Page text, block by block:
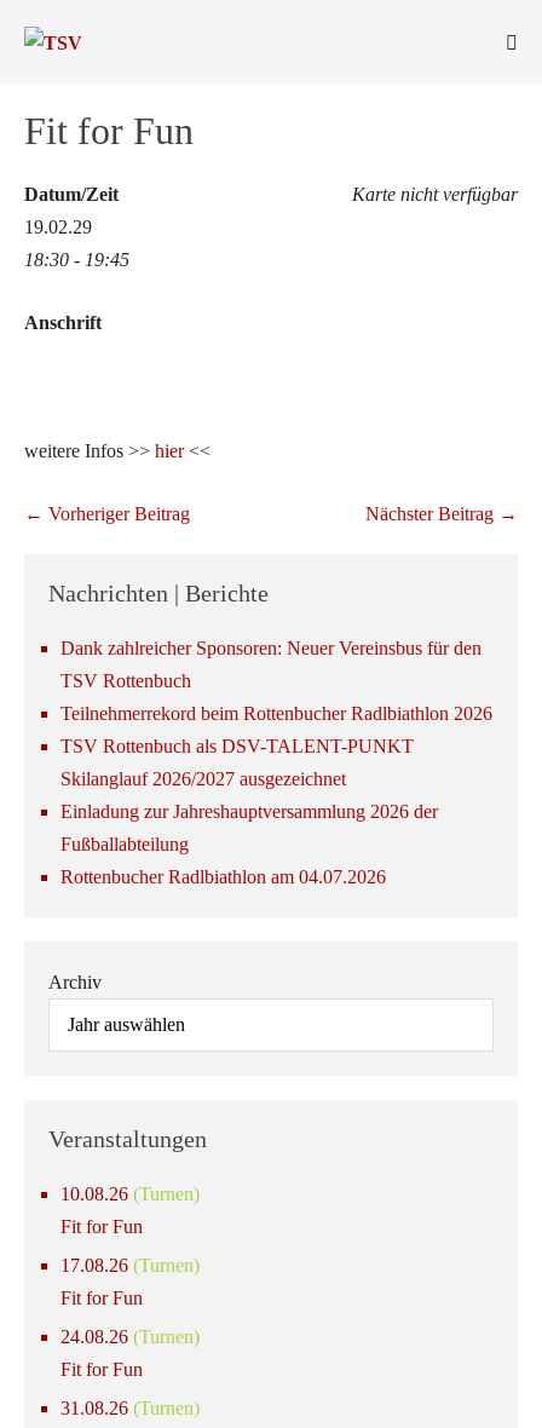
Inhalt
Fit for Fun
Karte nicht verfügbar
Datum/Zeit
19.02.29
18:30 - 19:45
Anschrift
weitere Infos >> hier<<
Beitragsnavigation
← Vorheriger Beitrag Nächster Beitrag →
Nachrichten | Berichte
Dank zahlreicher Sponsoren: Neuer Vereinsbus für den
TSV Rottenbuch
Teilnehmerrekord beim Rottenbucher Radlbiathlon 2026
TSV Rottenbuch als DSV-TALENT-PUNKT
Skilanglauf 2026/2027 ausgezeichnet
Einladung zur Jahreshauptversammlung 2026 der
Fußballabteilung
Rottenbucher Radlbiathlon am 04.07.2026
Archiv
Veranstaltungen
10.08.26 (Turnen)
Fit for Fun
17.08.26 (Turnen)
Fit for Fun
24.08.26 (Turnen)
Fit for Fun
31.08.26 (Turnen)